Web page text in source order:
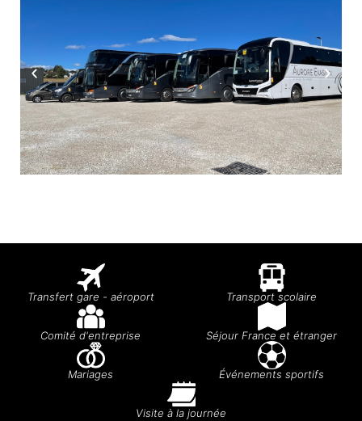
Transfert gare - aéroport Transport scolaire
Comité d'entreprise Séjour France et étranger
Mariages Événements sportifs
Visite à la journée